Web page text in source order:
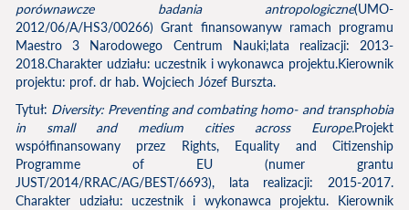
porównawcze badania antropologiczne(UMO-
2012/06/A/HS3/00266) Grant finansowanyw ramach programu
Maestro 3 Narodowego Centrum Nauki;lata realizacji: 2013-
2018.Charakter udziału: uczestnik i wykonawca projektu.Kierownik
projektu: prof. dr hab. Wojciech Józef Burszta.
Tytuł: Diversity: Preventing and combating homo- and transphobia
in small and medium cities across Europe.Projekt
współfinansowany przez Rights, Equality and Citizenship
Programme of EU (numer grantu
JUST/2014/RRAC/AG/BEST/6693), lata realizacji: 2015-2017.
Charakter udziału: uczestnik i wykonawca projektu. Kierownik